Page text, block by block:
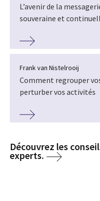
L’avenir de la
souveraine et
Frank van Nistelrooij
Comment regrouper
perturber vos activités
Découvrez les
experts.